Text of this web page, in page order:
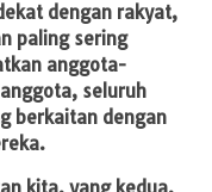
dengan rakyat,
paling sering
anggota-
seluruh
berkaitan dengan